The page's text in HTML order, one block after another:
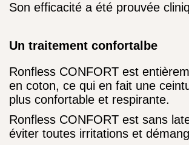
Son efficacité a été prouvée
Un traitement confortalbe
Ronfless CONFORT est
en coton, ce qui en fait une
plus confortable et respirante.
Ronfless CONFORT est sans
éviter toutes irritations et